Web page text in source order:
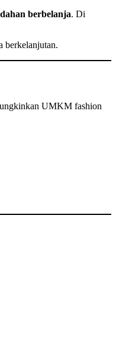
berbelanja. Di
berkelanjutan.
UMKM fashion